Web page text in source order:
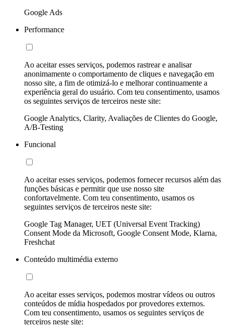
Google Ads
Performance
Ao aceitar esses serviços, podemos rastrear e analisar
anonimamente o comportamento de cliques e navegação em
nosso site, a fim de otimizá-lo e melhorar continuamente a
experiência geral do usuário. Com teu consentimento, usamos
os seguintes serviços de terceiros neste site:
Google Analytics, Clarity, Avaliações de Clientes do Google,
A/B-Testing
Funcional
Ao aceitar esses serviços, podemos fornecer recursos além das
funções básicas e permitir que use nosso site
confortavelmente. Com teu consentimento, usamos os
seguintes serviços de terceiros neste site:
Google Tag Manager, UET (Universal Event Tracking)
Consent Mode da Microsoft, Google Consent Mode, Klarna,
Freshchat
Conteúdo multimédia externo
Ao aceitar esses serviços, podemos mostrar vídeos ou outros
conteúdos de mídia hospedados por provedores externos.
Com teu consentimento, usamos os seguintes serviços de
terceiros neste site: